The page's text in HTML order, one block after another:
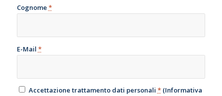
Cognome *
E-Mail *
Accettazione trattamento dati personali *(Informativa